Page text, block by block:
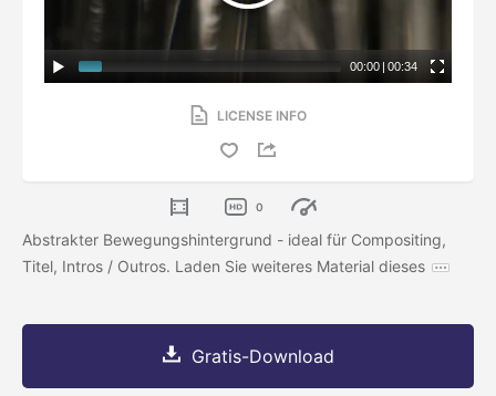
00:00 | 00:34
LICENSE INFO
0
Abstrakter Bewegungshintergrund - ideal für Compositing,
Titel, Intros / Outros. Laden Sie weiteres Material dieses
Gratis-Download